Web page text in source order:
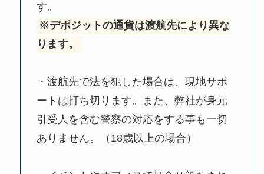
す。
※デポジットの通貨は渡航先により異な
ります。
・渡航先で法を犯した場合は、現地サポ
ートは打ち切ります。また、弊社が身元
引受人を含む警察の対応をする事も一切
ありません。（18歳以上の場合）